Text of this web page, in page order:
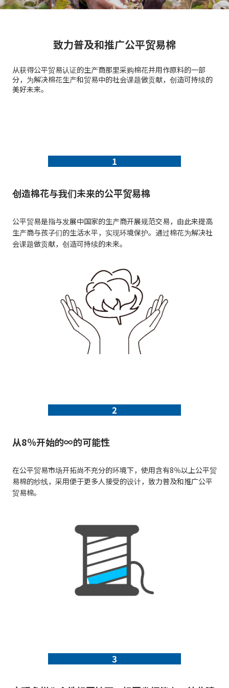
致力普及和推广公平贸易棉
从获得公平贸易认证的生产商那里采购棉花并用作原料的一部
分，为解决棉花生产和贸易中的社会课题做贡献，创造可持续的
美好未来。
1
创造棉花与我们未来的公平贸易棉
公平贸易是指与发展中国家的生产商开展规范交易，由此来提高
生产商与孩子们的生活水平，实现环境保护。通过棉花为解决社
会课题做贡献，创造可持续的未来。
2
从8％开始的∞的可能性
在公平贸易市场开拓尚不充分的环境下，使用含有8％以上公平贸
易棉的纱线，采用便于更多人接受的设计，致力普及和推广公平
贸易棉。
3